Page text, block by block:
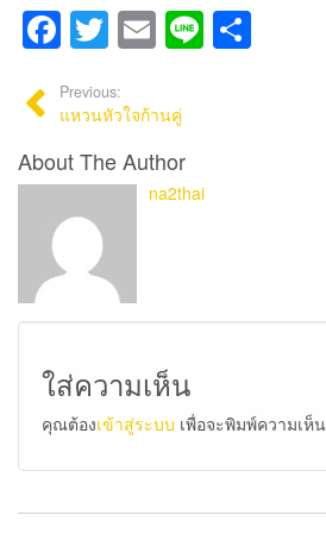
Facebook
Twitter
Email
Line
Previous:
แหวนหัวใจก้านคู่
About The Author
na2thai
ใส่ความเห็น
คุณต้องเข้าสู่ระบบ เพื่อจะพิมพ์ความเห็น